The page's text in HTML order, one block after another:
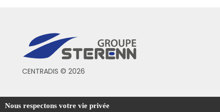
CENTRADIS © 2026
Conditions générales de vente
Nous respectons votre vie privée